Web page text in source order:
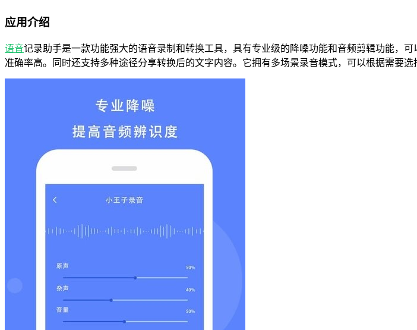
应用介绍
语音记录助手是一款功能强大的语音录制和转换工具，具有专业级的降噪功能和音频剪辑功能，
准确率高。同时还支持多种途径分享转换后的文字内容。它拥有多场景录音模式，可以根据需要选